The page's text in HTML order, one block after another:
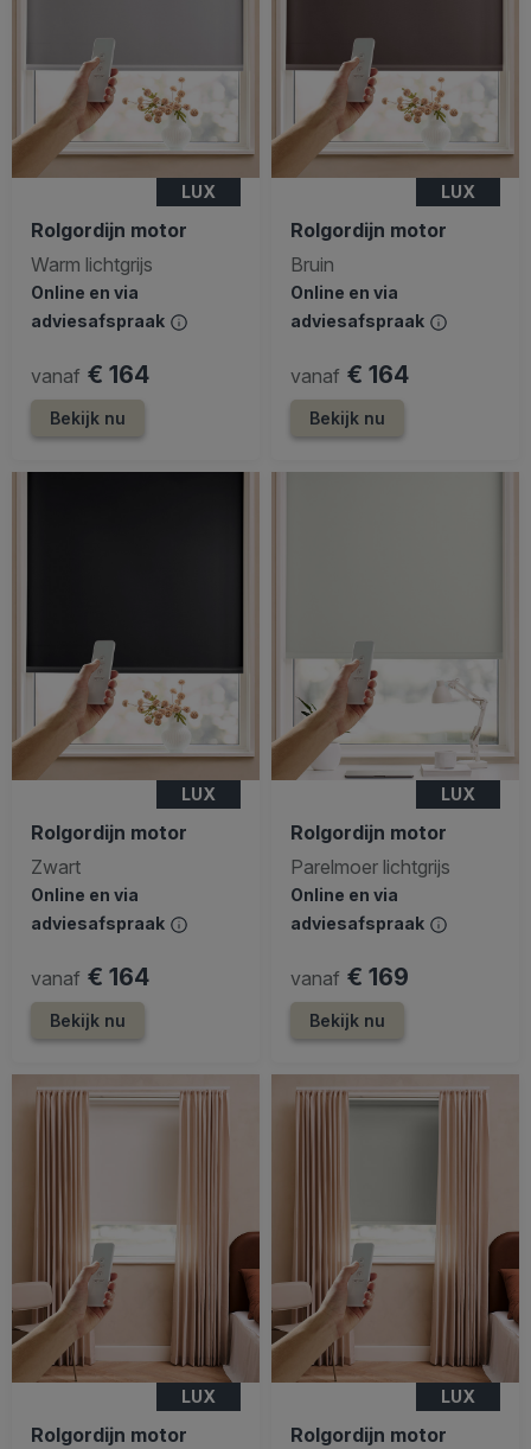
LUX
Rolgordijn motor
Warm lichtgrijs
Online en via
adviesafspraak
vanaf € 164
Bekijk nu
LUX
Rolgordijn motor
Bruin
Online en via
adviesafspraak
vanaf € 164
Bekijk nu
LUX
Rolgordijn motor
Zwart
Online en via
adviesafspraak
vanaf € 164
Bekijk nu
LUX
Rolgordijn motor
Parelmoer lichtgrijs
Online en via
adviesafspraak
vanaf € 169
Bekijk nu
LUX
Rolgordijn motor
LUX
Rolgordijn motor